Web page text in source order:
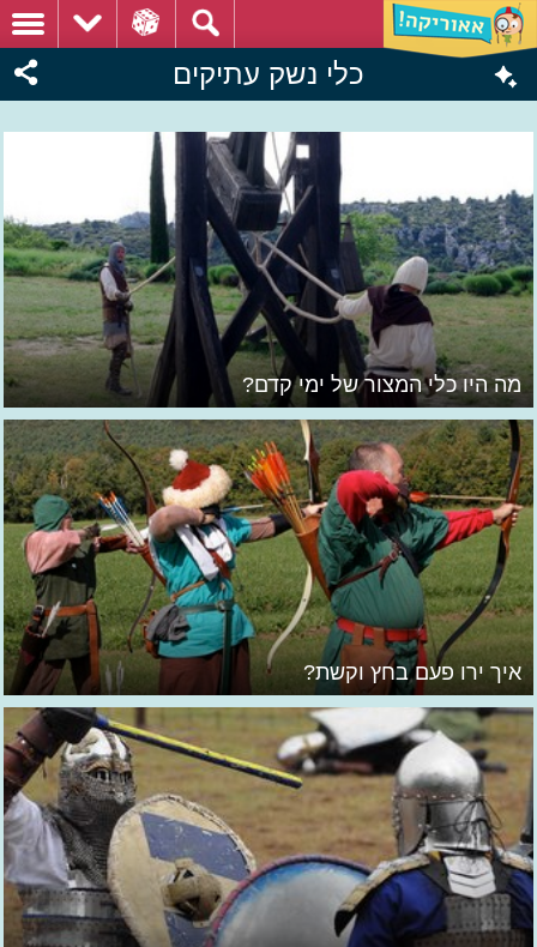
כלי נשק עתיקים
מה היו כלי המצור של ימי קדם?
איך ירו פעם בחץ וקשת?